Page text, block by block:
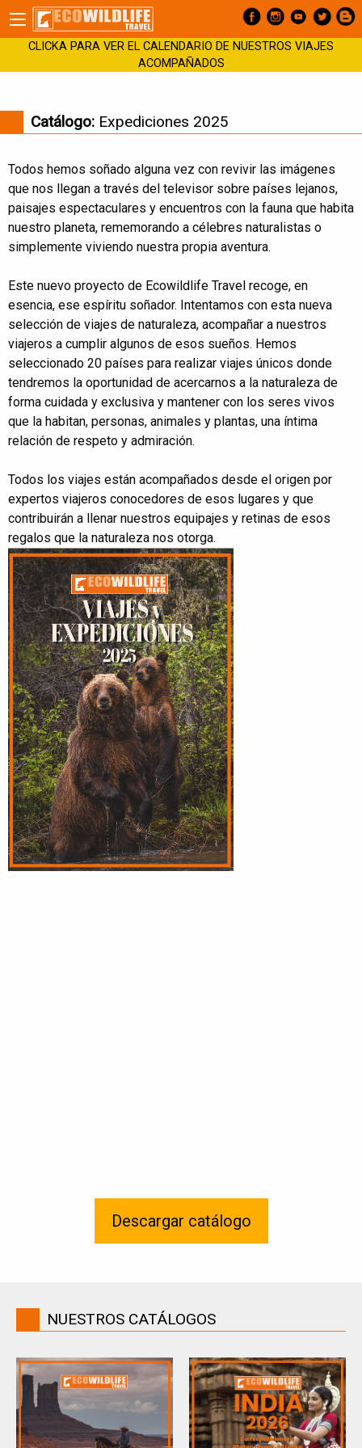
CLICKA PARA VER EL CALENDARIO DE NUESTROS VIAJES
ACOMPAÑADOS
Catálogo: Expediciones 2025
Todos hemos soñado alguna vez con revivir las imágenes
que nos llegan a través del televisor sobre países lejanos,
paisajes espectaculares y encuentros con la fauna que habita
nuestro planeta, rememorando a célebres naturalistas o
simplemente viviendo nuestra propia aventura.
Este nuevo proyecto de Ecowildlife Travel recoge, en
esencia, ese espíritu soñador. Intentamos con esta nueva
selección de viajes de naturaleza, acompañar a nuestros
viajeros a cumplir algunos de esos sueños. Hemos
seleccionado 20 países para realizar viajes únicos donde
tendremos la oportunidad de acercarnos a la naturaleza de
forma cuidada y exclusiva y mantener con los seres vivos
que la habitan, personas, animales y plantas, una íntima
relación de respeto y admiración.
Todos los viajes están acompañados desde el origen por
expertos viajeros conocedores de esos lugares y que
contribuirán a llenar nuestros equipajes y retinas de esos
regalos que la naturaleza nos otorga.
Descargar catálogo
NUESTROS CATÁLOGOS